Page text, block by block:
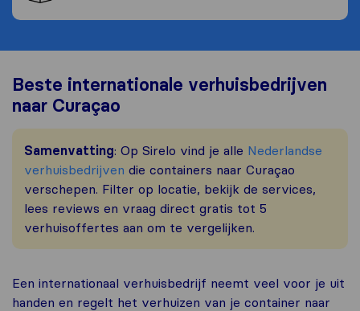
Beste internationale verhuisbedrijven
naar Curaçao
Samenvatting: Op Sirelo vind je alle Nederlandse
verhuisbedrijven die containers naar Curaçao
verschepen. Filter op locatie, bekijk de services,
lees reviews en vraag direct gratis tot 5
verhuisoffertes aan om te vergelijken.
Een internationaal verhuisbedrijf neemt veel voor je uit
handen en regelt het verhuizen van je container naar